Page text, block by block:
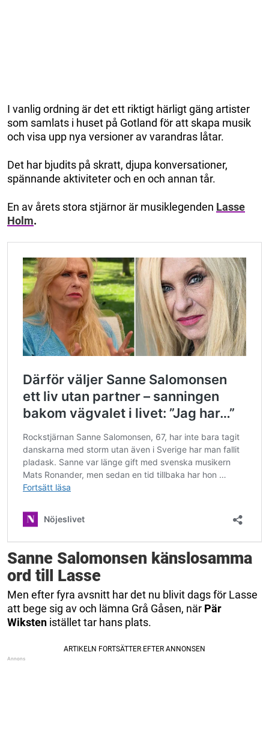
I vanlig ordning är det ett riktigt härligt gäng artister
som samlats i huset på Gotland för att skapa musik
och visa upp nya versioner av varandras låtar.
Det har bjudits på skratt, djupa konversationer,
spännande aktiviteter och en och annan tår.
En av årets stora stjärnor är musiklegenden Lasse
Holm.
Sanne Salomonsen känslosamma
ord till Lasse
Men efter fyra avsnitt har det nu blivit dags för Lasse
att bege sig av och lämna Grå Gåsen, när Pär
Wiksten istället tar hans plats.